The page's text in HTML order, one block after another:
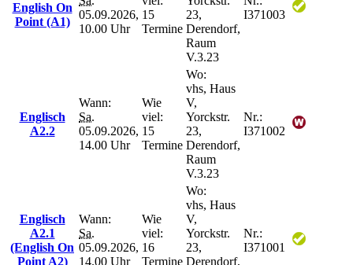
English On
Point (A1)
05.09.2026,
10.00 Uhr
15
Termine
23,
Derendorf,
Raum
V.3.23
I371003
Englisch
A2.2
Wann:
Sa.
05.09.2026,
14.00 Uhr
Wie
viel:
15
Termine
Wo:
vhs, Haus
V,
Yorckstr.
23,
Derendorf,
Raum
V.3.23
Nr.:
I371002
Englisch
A2.1
(English On
Point A2)
Wann:
Sa.
05.09.2026,
14.00 Uhr
Wie
viel:
16
Termine
Wo:
vhs, Haus
V,
Yorckstr.
23,
Derendorf,
Nr.:
I371001